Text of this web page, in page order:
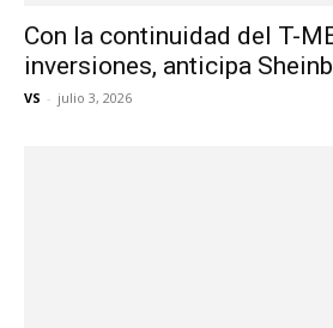
Con la continuidad del T-
inversiones, anticipa
VS - julio 3, 2026